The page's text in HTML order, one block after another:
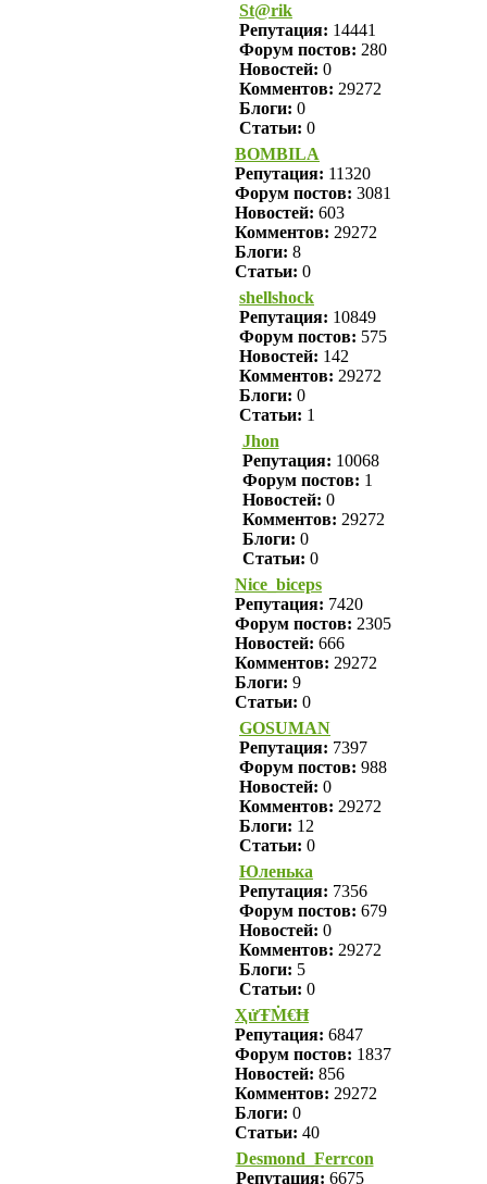
St@rik
Репутация: 14441
Форум постов: 280
Новостей: 0
Комментов: 29272
Блоги: 0
Статьи: 0
BOMBILA
Репутация: 11320
Форум постов: 3081
Новостей: 603
Комментов: 29272
Блоги: 8
Статьи: 0
shellshock
Репутация: 10849
Форум постов: 575
Новостей: 142
Комментов: 29272
Блоги: 0
Статьи: 1
Jhon
Репутация: 10068
Форум постов: 1
Новостей: 0
Комментов: 29272
Блоги: 0
Статьи: 0
Nice_biceps
Репутация: 7420
Форум постов: 2305
Новостей: 666
Комментов: 29272
Блоги: 9
Статьи: 0
GOSUMAN
Репутация: 7397
Форум постов: 988
Новостей: 0
Комментов: 29272
Блоги: 12
Статьи: 0
Юленька
Репутация: 7356
Форум постов: 679
Новостей: 0
Комментов: 29272
Блоги: 5
Статьи: 0
ҲửŦṀ€Ħ
Репутация: 6847
Форум постов: 1837
Новостей: 856
Комментов: 29272
Блоги: 0
Статьи: 40
Desmond_Ferrcon
Репутация: 6675